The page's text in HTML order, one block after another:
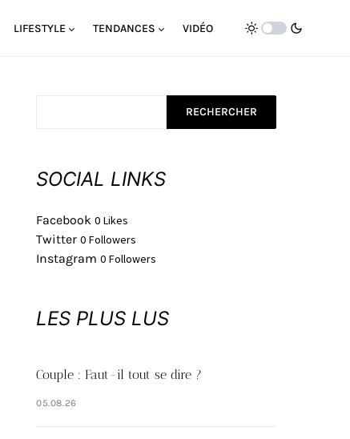
LIFESTYLE TENDANCES VIDÉO
RECHERCHER
SOCIAL LINKS
Facebook 0 Likes
Twitter 0 Followers
Instagram 0 Followers
LES PLUS LUS
Couple : Faut-il tout se dire ?
05.08.26